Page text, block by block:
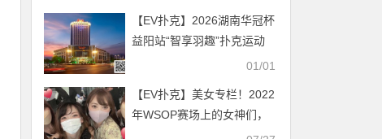
【EV扑克】2026湖南华冠杯
益阳站“智享羽趣”扑克运动
嘉年华定档1月21日-26日，
01/01
【EV扑克】美女专栏！2022
年WSOP赛场上的女神们，
线上金手链暖身活动现正进